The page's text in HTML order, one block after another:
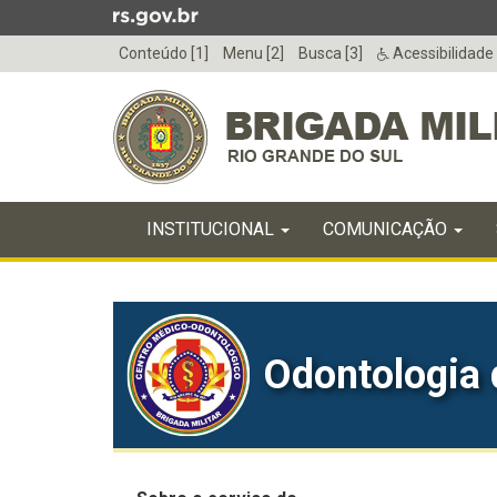
para
menu
Conteúdo [1] Menu [2] Busca [3] Acessibilidade
do
menu
INICIAL
INSTITUCIONAL COMUNICAÇÃO
Odontologia